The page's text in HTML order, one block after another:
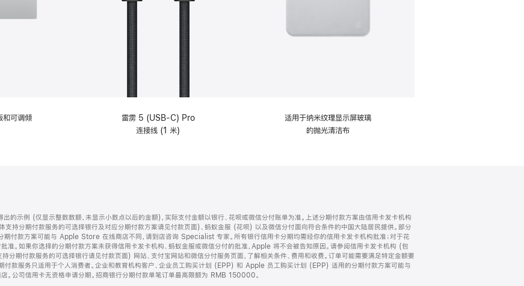
可调倾
雷雳 5 (USB-C) Pro
连接线 (1 米)
适用于纳米纹理显示屏玻璃
的抛光清洁布
的示例 (仅显示整数数额，未显示小数点以后的金额)，实际支付金额以银行、花呗或微信分付账单为准。上述分期付款方案由信用卡发卡机构
支持分期付款服务的可选择银行及对应分期付款方案请见付款页面)、蚂蚁金服 (花呗) 以及微信分付面向符合条件的中国大陆居民提供。部分
付款方案可能与 Apple Store 在线商店不同，请到店咨询 Specialist 专家。所有银行信用卡分期均需经你的信用卡发卡机构批准；对于花
批准。如果你选择的分期付款方案未获得信用卡发卡机构、蚂蚁金服或微信分付的批准，Apple 将不会被告知原因。请参阅信用卡发卡机构 (包
分期付款服务的可选择银行请见付款页面) 网站、支付宝网站和微信分付服务页面，了解相关条件、费用和收费。订单可能需要满足特定金额要
付款服务只适用于个人消费者。企业和教育机构客户、企业员工购买计划 (EPP) 和 Apple 员工购买计划 (EPP) 适用的分期付款方案可能与
。公司信用卡无资格申请分期。招商银行分期付款单笔订单最高限额为 RMB 150000。